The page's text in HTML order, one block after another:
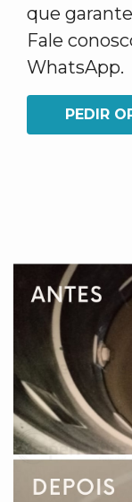
que
Fale
WhatsApp.
PEDIR